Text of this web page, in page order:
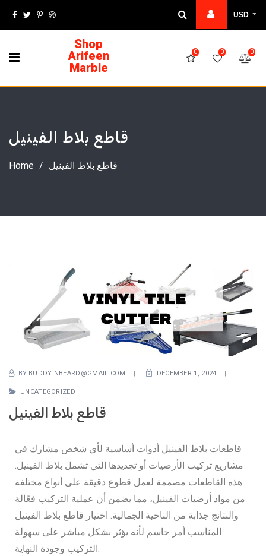
USD
Shop
Arifeen
Marble
0 0 0
قاطع بلاط الفينيل
Home / قاطع بلاط الفينيل
BY BUDDYINBEARD@GMAIL.COM DECEMBER 1, 2024
UNCATEGORIZED
قاطع بلاط الفينيل
قاطعات بلاط الفينيل أدوات أساسية لأي شخص مشارك في
مشاريع تركيب الأرضيات أو تجديدها التي تشمل بلاط الفينيل.
هذه القاطعات مصممة لعمل قطوع دقيقة على أنواع مختلفة
من مواد أرضيات الفينيل، مما يضمن أن عملية التركيب فعّالة
والنتائج جذابة من الناحية الجمالية. اختيار قاطع بلاط الفينيل
المناسب أمر حاسم لأنه يؤثر بشكل مباشر على سهولة